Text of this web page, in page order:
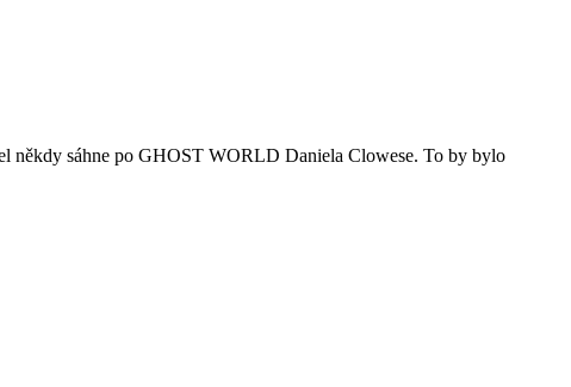
někdy sáhne po GHOST WORLD Daniela Clowese. To by bylo